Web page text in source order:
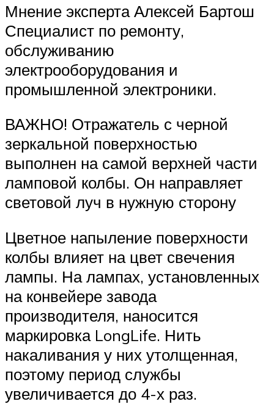
Мнение эксперта Алексей Бартош
Специалист по ремонту,
обслуживанию
электрооборудования и
промышленной электроники.
ВАЖНО! Отражатель с черной
зеркальной поверхностью
выполнен на самой верхней части
ламповой колбы. Он направляет
световой луч в нужную сторону
Цветное напыление поверхности
колбы влияет на цвет свечения
лампы. На лампах, установленных
на конвейере завода
производителя, наносится
маркировка LongLife. Нить
накаливания у них утолщенная,
поэтому период службы
увеличивается до 4-х раз.